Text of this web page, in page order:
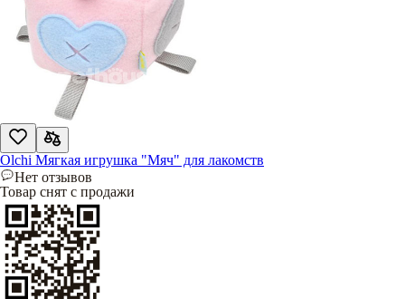
Olchi Мягкая игрушка "Мяч" для лакомств
Нет отзывов
Товар снят с продажи